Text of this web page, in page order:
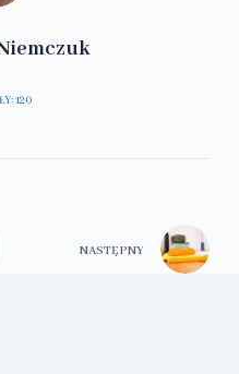
120
NASTĘPNY